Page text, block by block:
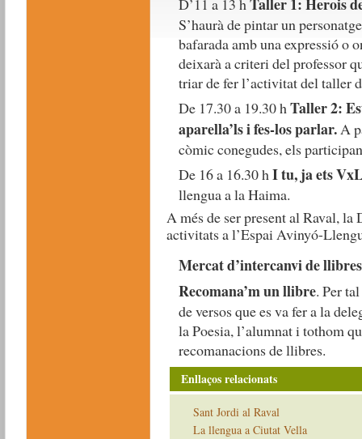
D’11 a 13 hTaller 1: Herois
S’haurà de pintar un
bafarada amb una expressió o
deixarà a criteri del professor
triar de fer l’activitat del taller
De 17.30 a 19.30 hTaller 2:
aparella’ls i fes-los parlar.A
còmic conegudes, els
De 16 a 16.30 hI tu, ja ets
llengua a la Haima.
A més de ser present al Raval,
activitats a l’Espai Avinyó-
Mercat d’intercanvi de
Recomana’m un llibre. Per
de versos que es va fer a la
la Poesia, l’alumnat i tothom
recomanacions de llibres.
Enllaços relacionats
Sant Jordi al Raval
La llengua a Ciutat Vella